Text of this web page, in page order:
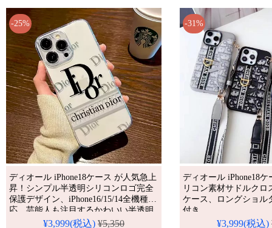
-25%
ディオール iPhone18ケース が人気急上
昇！シンプル半透明シリコンロゴ完全
保護デザイン、iPhone16/15/14全機種対
応。芸能人も注目するかわいい半透明
シンプルスタイル、耐衝撃＆防水機能
¥3,999(税込) ¥5,350
-31%
ディオール iPhone18
リコン素材サドルクロ
ケース、ロングショル
付き。
iPhone16pro/15promax/
¥3,999(税込)